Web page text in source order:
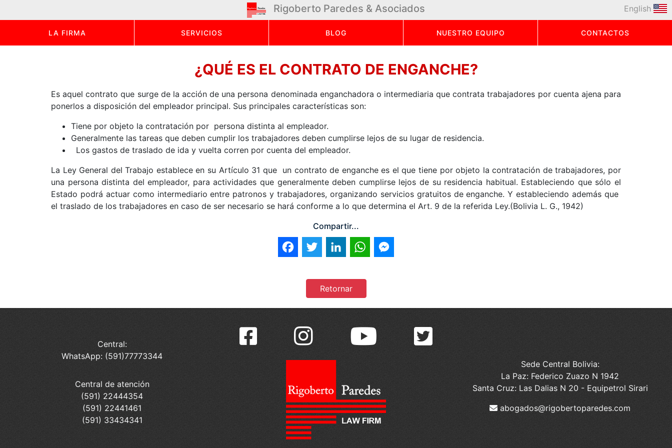
Rigoberto Paredes & Asociados
LA FIRMA SERVICIOS BLOG NUESTRO EQUIPO CONTACTOS
English
¿QUÉ ES EL CONTRATO DE ENGANCHE?
Es aquel contrato que surge de la acción de una persona denominada enganchadora o intermediaria que contrata trabajadores por cuenta ajena para
ponerlos a disposición del empleador principal. Sus principales características son:
Tiene por objeto la contratación por persona distinta al empleador.
Generalmente las tareas que deben cumplir los trabajadores deben cumplirse lejos de su lugar de residencia.
Los gastos de traslado de ida y vuelta corren por cuenta del empleador.
La Ley General del Trabajo establece en su Artículo 31 que un contrato de enganche es el que tiene por objeto la contratación de trabajadores, por
una persona distinta del empleador, para actividades que generalmente deben cumplirse lejos de su residencia habitual. Estableciendo que sólo el
Estado podrá actuar como intermediario entre patronos y trabajadores, organizando servicios gratuitos de enganche. Y estableciendo además que
el traslado de los trabajadores en caso de ser necesario se hará conforme a lo que determina el Art. 9 de la referida Ley.(Bolivia L. G., 1942)
Compartir...
FacebookTwitter LinkedIn WhatsApp
Retornar
Central:
WhatsApp: (591)77773344
Central de atención
(591) 22444354
(591) 22441461
(591) 33434341
Sede Central Bolivia:
La Paz: Federico Zuazo N 1942
Santa Cruz: Las Dalias N 20 - Equipetrol Sirari
abogados@rigobertoparedes.com